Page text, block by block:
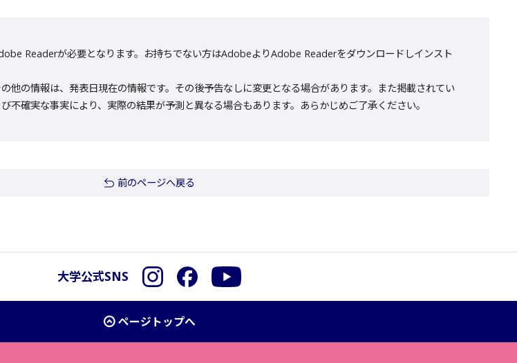
Readerが必要となります。お持ちでない方はAdobeよりAdobe Readerをダウンロードしインスト
他の情報は、発表日現在の情報です。その後予告なしに変更となる場合があります。また掲載されてい
不確実な事実により、実際の結果が予測と異なる場合もあります。あらかじめご了承ください。
前のページへ戻る
大学公式SNS InstagramFacebook
ページトップへ